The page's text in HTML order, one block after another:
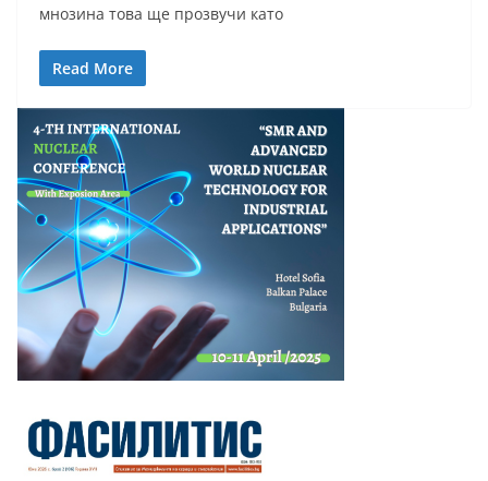
мнозина това ще прозвучи като
Read More